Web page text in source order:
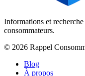
Informations et
consommateurs.
© 2026 Rappel
Blog
À propos